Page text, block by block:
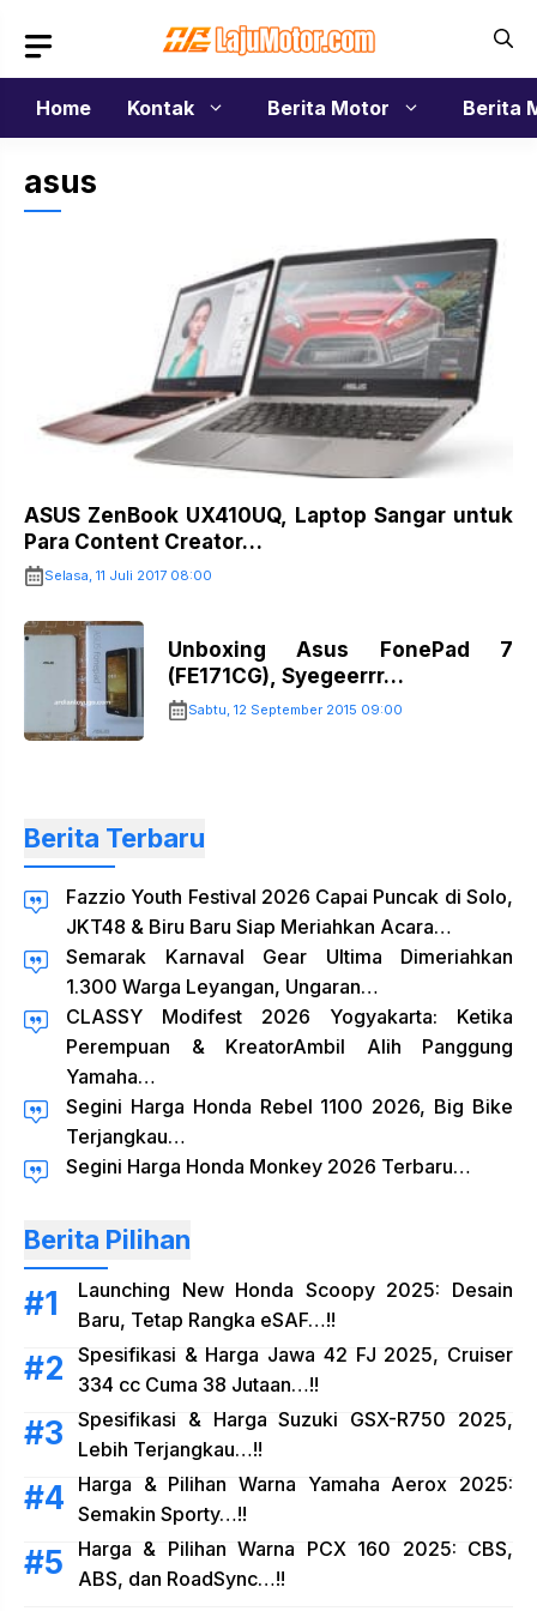
isi
Home
Kontak Berita Motor Berita
asus
ASUS ZenBook UX410UQ, Laptop Sangar untuk
Para Content Creator…
Selasa, 11 Juli 2017 08:00
Unboxing Asus FonePad 7
(FE171CG), Syegeerrr…
Sabtu, 12 September 2015 09:00
Berita Terbaru
Fazzio Youth Festival 2026 Capai Puncak di Solo,
JKT48 & Biru Baru Siap Meriahkan Acara…
Semarak Karnaval Gear Ultima Dimeriahkan
1.300 Warga Leyangan, Ungaran…
CLASSY Modifest 2026 Yogyakarta: Ketika
Perempuan & KreatorAmbil Alih Panggung
Yamaha…
Segini Harga Honda Rebel 1100 2026, Big Bike
Terjangkau…
Segini Harga Honda Monkey 2026 Terbaru…
Berita Pilihan
Launching New Honda Scoopy 2025: Desain
Baru, Tetap Rangka eSAF…!!
Spesifikasi & Harga Jawa 42 FJ 2025, Cruiser
334 cc Cuma 38 Jutaan…!!
Spesifikasi & Harga Suzuki GSX-R750 2025,
Lebih Terjangkau…!!
Harga & Pilihan Warna Yamaha Aerox 2025:
Semakin Sporty…!!
Harga & Pilihan Warna PCX 160 2025: CBS,
ABS, dan RoadSync…!!